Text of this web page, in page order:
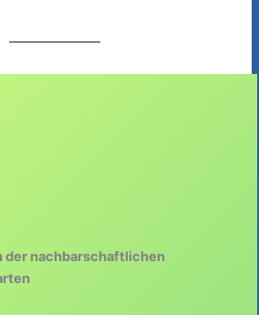
der nachbarschaftlichen